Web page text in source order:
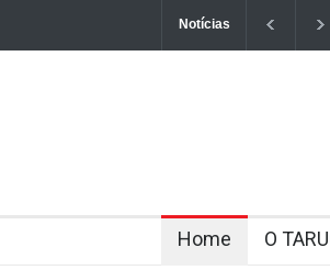
Notícias
Veja se você tem
Contribuição
Home O